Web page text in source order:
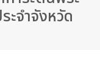
จำจังหวัด